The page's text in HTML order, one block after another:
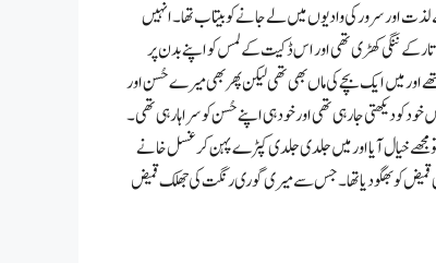
لذت اور سرور کی وادیوں میں لے جانے کو بیتاب تھا۔ انہیں
کے ننگی کھڑی تھی اور اس ڈکیت کے لمس کو اپنے بدن پر
اور میں ایک بچے کی ماں بھی تھی لیکن پھر بھی میرے حُسن اور
کو دیکھتی جا رہی تھی اور خود ہی اپنے حُسن کو سراہا رہی تھی۔
تو مجھے خیال آیا اور میں جلدی جلدی کپڑے پہن کر غسل خانے
قمیض کو بھگو دیا تھا۔ جس سے میری گوری رنگت کی جھلک قمیض